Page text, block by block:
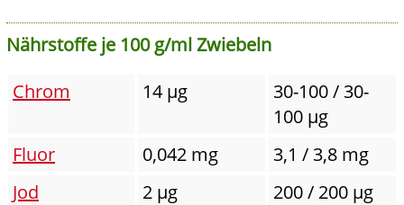
Nährstoffe je 100 g/ml Zwiebeln
Chrom
14 µg
30-100 / 30-
100 µg
Fluor
0,042 mg
3,1 / 3,8 mg
Jod
2 µg
200 / 200 µg